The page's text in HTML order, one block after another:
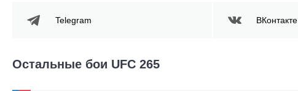
Telegram ВКонтакте
Остальные бои UFC 265